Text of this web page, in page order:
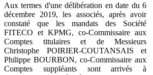
Aux termes d'une délibération en date du 6
décembre 2019, les associés, après avoir
constaté que les mandats des Société
FITECO et KPMG, co-Commissaire aux
Comptes titulaires et de Messieurs
Christophe POIRIER-COUTANSAIS et
Philippe BOURBON, co-Commissaire aux
Comptes suppléants sont arrivés à